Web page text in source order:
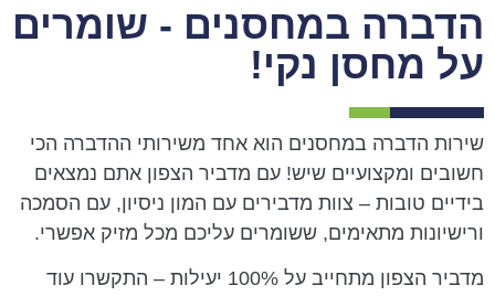
הדברה במחסנים - שומרים
על מחסן נקי!
שירות הדברה במחסנים הוא אחד משירותי ההדברה הכי
חשובים ומקצועיים שיש! עם מדביר הצפון אתם נמצאים
בידיים טובות – צוות מדבירים עם המון ניסיון, עם הסמכה
ורישיונות מתאימים, ששומרים עליכם מכל מזיק אפשרי.
מדביר הצפון מתחייב על 100% יעילות – התקשרו עוד